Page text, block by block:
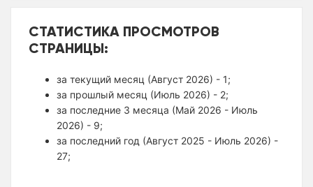
СТАТИСТИКА ПРОСМОТРОВ
СТРАНИЦЫ:
за текущий месяц (Август 2026) - 1;
за прошлый месяц (Июль 2026) - 2;
за последние 3 месяца (Май 2026 - Июль
2026) - 9;
за последний год (Август 2025 - Июль 2026) -
27;